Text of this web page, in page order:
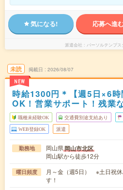
気になる! 応募へ進
派遣会社 パーソルテンプス
未読
NEW
掲載日 2026/08/07
時給1300円＊【週5日×6
OK！営業サポート！残業
職種未経験OK 交通費別途支給あり
WEB登録OK 派遣
勤務地 岡山県岡山市北区
岡山駅から徒歩12分
曜日頻度
月～金（週5日） ※土日祝
す！